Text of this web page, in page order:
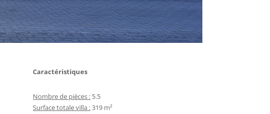
Caractéristiques
Nombre de pièces : 5.5
Surface totale villa :319 m²